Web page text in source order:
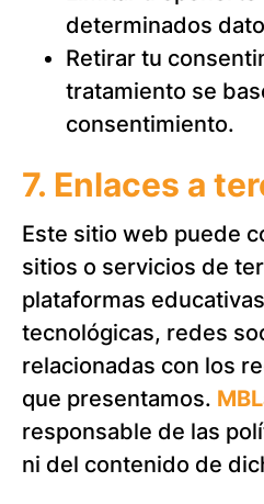
determinados
Retirar tu
tratamiento se
consentimiento.
7. Enlaces a
Este sitio web puede
sitios o servicios de
plataformas
tecnológicas, redes
relacionadas con los
que presentamos.
responsable de las
ni del contenido de